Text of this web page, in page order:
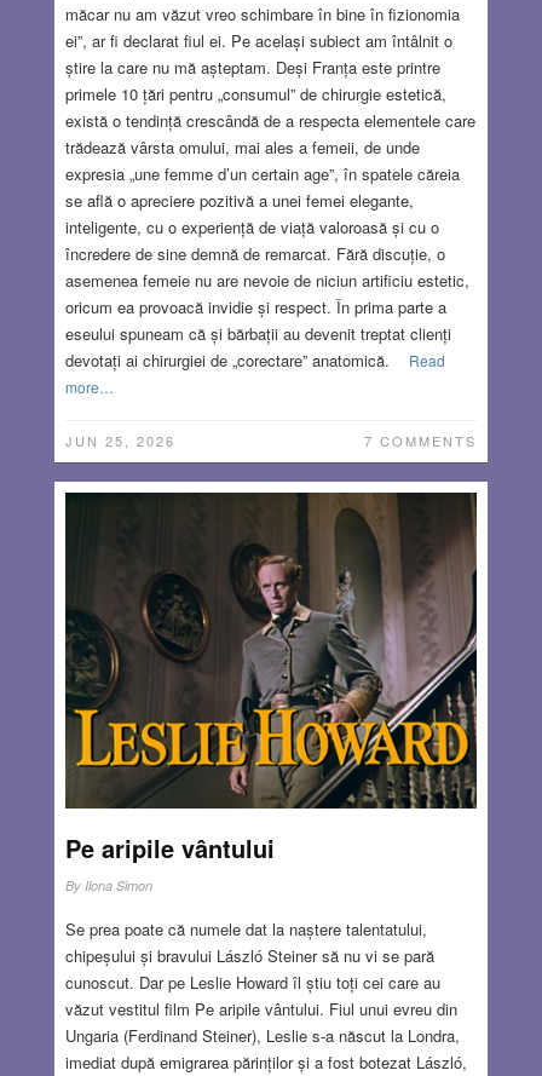
măcar nu am văzut vreo schimbare în bine în fizionomia
ei”, ar fi declarat fiul ei. Pe același subiect am întâlnit o
știre la care nu mă așteptam. Deși Franța este printre
primele 10 țări pentru „consumul” de chirurgie estetică,
există o tendință crescândă de a respecta elementele care
trădează vârsta omului, mai ales a femeii, de unde
expresia „une femme d’un certain age”, în spatele căreia
se află o apreciere pozitivă a unei femei elegante,
inteligente, cu o experiență de viață valoroasă și cu o
încredere de sine demnă de remarcat. Fără discuție, o
asemenea femeie nu are nevoie de niciun artificiu estetic,
oricum ea provoacă invidie și respect. În prima parte a
eseului spuneam că și bărbații au devenit treptat clienți
devotați ai chirurgiei de „corectare” anatomică.
Read
more…
JUN 25, 2026 7 COMMENTS
Pe aripile vântului
By Ilona Simon
Se prea poate că numele dat la naștere talentatului,
chipeșului și bravului László Steiner să nu vi se pară
cunoscut. Dar pe Leslie Howard îl știu toți cei care au
văzut vestitul film Pe aripile vântului. Fiul unui evreu din
Ungaria (Ferdinand Steiner), Leslie s-a născut la Londra,
imediat după emigrarea părinților și a fost botezat László,